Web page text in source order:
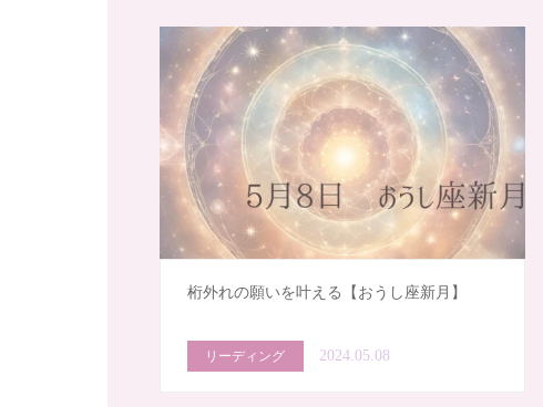
桁外れの願いを叶える【おうし座新月】
リーディング 2024.05.08